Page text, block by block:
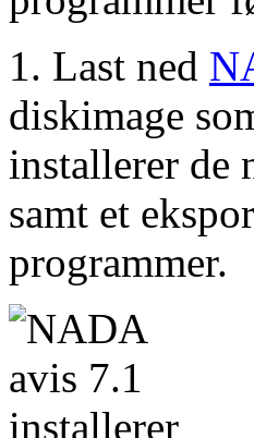
1. Last ned
diskimage
installerer de
samt et
programmer.